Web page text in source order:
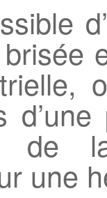
de
une